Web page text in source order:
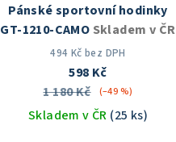
Pánské sportovní hodinky
GT-1210-CAMO Skladem v ČR
494 Kč bez DPH
598 Kč
1 180 Kč
(–49 %)
Skladem v ČR (25 ks)